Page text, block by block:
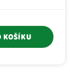
KOŠÍKU